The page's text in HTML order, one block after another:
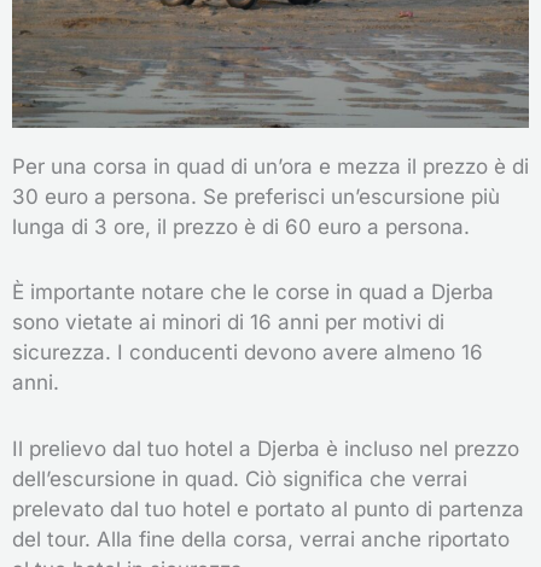
Per una corsa in quad di un’ora e mezza il prezzo è di
30 euro a persona. Se preferisci un’escursione più
lunga di 3 ore, il prezzo è di 60 euro a persona.
È importante notare che le corse in quad a Djerba
sono vietate ai minori di 16 anni per motivi di
sicurezza. I conducenti devono avere almeno 16
anni.
Il prelievo dal tuo hotel a Djerba è incluso nel prezzo
dell’escursione in quad. Ciò significa che verrai
prelevato dal tuo hotel e portato al punto di partenza
del tour. Alla fine della corsa, verrai anche riportato